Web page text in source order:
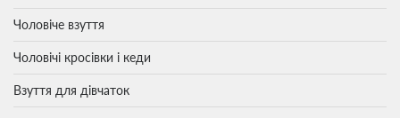
Чоловіче взуття
Чоловічі кросівки і кеди
Взуття для дівчаток